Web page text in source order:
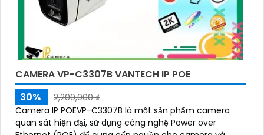
CAMERA VP-C3307B VANTECH IP POE
30%
2,200,000 ₫
Camera IP POEVP-C3307B là một sản phẩm camera
quan sát hiện đại, sử dụng công nghệ Power over